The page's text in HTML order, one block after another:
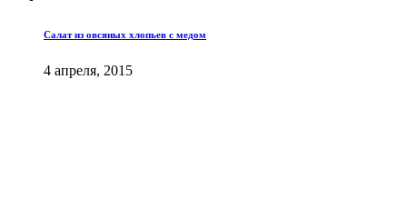
Салат из овсяных хлопьев с медом
4 апреля, 2015